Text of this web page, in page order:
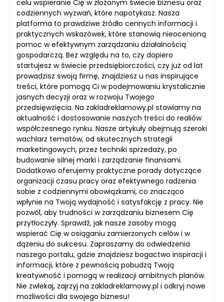
celu wspieranie Cię w złożonym świecie biznesu oraz
codziennych wyzwań, które napotykasz. Nasza
platforma to prawdziwe źródło cennych informacji i
praktycznych wskazówek, które stanowią nieocenioną
pomoc w efektywnym zarządzaniu działalnością
gospodarczą. Bez względu na to, czy dopiero
startujesz w świecie przedsiębiorczości, czy już od lat
prowadzisz swoją firmę, znajdziesz u nas inspirujące
treści, które pomogą Ci w podejmowaniu krystalicznie
jasnych decyzji oraz w rozwoju Twojego
przedsięwzięcia. Na zakladreklamowy.pl stawiamy na
aktualność i dostosowanie naszych treści do realiów
współczesnego rynku. Nasze artykuły obejmują szeroki
wachlarz tematów, od skutecznych strategii
marketingowych, przez techniki sprzedaży, po
budowanie silnej marki i zarządzanie finansami.
Dodatkowo oferujemy praktyczne porady dotyczące
organizacji czasu pracy oraz efektywnego radzenia
sobie z codziennymi obowiązkami, co znacząco
wpłynie na Twoją wydajność i satysfakcję z pracy. Nie
pozwól, aby trudności w zarządzaniu biznesem Cię
przytłoczyły. Sprawdź, jak nasze zasoby mogą
wspierać Cię w osiąganiu zamierzonych celów i w
dążeniu do sukcesu. Zapraszamy do odwiedzenia
naszego portalu, gdzie znajdziesz bogactwo inspiracji i
informacji, które z pewnością pobudzą Twoją
kreatywność i pomogą w realizacji ambitnych planów.
Nie zwlekaj, zajrzyj na zakladreklamowy.pl i odkryj nowe
możliwości dla swojego biznesu!